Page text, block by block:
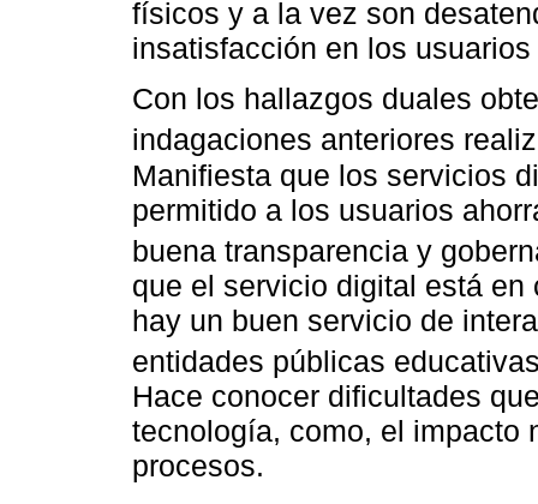
físicos y a la vez son
insatisfacción en los
Con los hallazgos duales
indagaciones anteriores
Manifiesta que los servicios
permitido a los usuarios
buena transparencia y
que el servicio digital está
hay un buen servicio de
entidades públicas
Hace conocer dificultades
tecnología, como, el impacto
procesos.